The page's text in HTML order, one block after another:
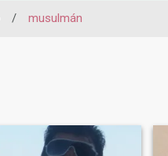
/ musulmán